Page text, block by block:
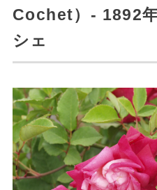
Cochet）- 1892
シェ